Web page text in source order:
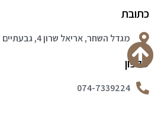
כתובת
מגדל השחר, אריאל שרון 4, גבעתיים
טלפון
074-7339224